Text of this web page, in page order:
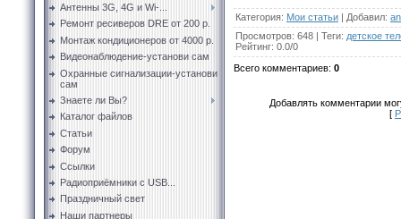
Антенны 3G, 4G и Wi-...
Ремонт ресиверов DRE от 200 р.
Монтаж кондиционеров от 4000 р.
Видеонаблюдение-установи сам
Охранные сигнализации-установи
сам
Знаете ли Вы?
Каталог файлов
Статьи
Форум
Ссылки
Радиоприёмники с USB...
Праздничный свет
Наши партнеры
Категория: Мои статьи | Добавил:
Просмотров: 648 | Теги: детское
Рейтинг: 0.0/0
Всего комментариев: 0
Добавлять комментарии
[